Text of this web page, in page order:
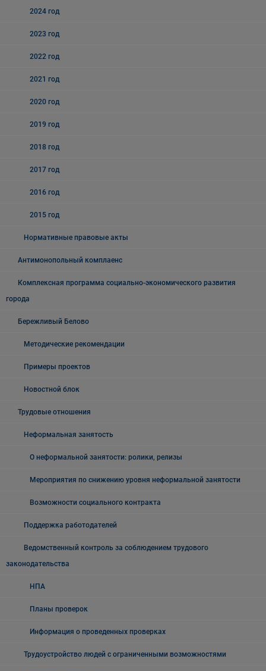
2024 год
2023 год
2022 год
2021 год
2020 год
2019 год
2018 год
2017 год
2016 год
2015 год
Нормативные правовые акты
Антимонопольный комплаенс
Комплексная программа социально-экономического развития
города
Бережливый Белово
Методические рекомендации
Примеры проектов
Новостной блок
Трудовые отношения
Неформальная занятость
О неформальной занятости: ролики, релизы
Мероприятия по снижению уровня неформальной занятости
Возможности социального контракта
Поддержка работодателей
Ведомственный контроль за соблюдением трудового
законодательства
НПА
Планы проверок
Информация о проведенных проверках
Трудоустройство людей с ограниченными возможностями